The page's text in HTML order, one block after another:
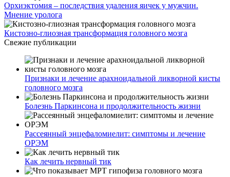
Орхиэктомия – последствия удаления яичек у мужчин.
Мнение уролога
Кистозно-глиозная трансформация головного мозга
Свежие публикации
Признаки и лечение арахноидальной ликворной кисты
головного мозга
Болезнь Паркинсона и продолжительность жизни
Рассеянный энцефаломиелит: симптомы и лечение
ОРЭМ
Как лечить нервный тик